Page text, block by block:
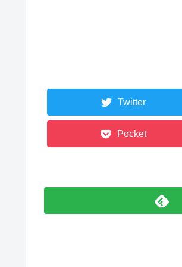
Twitter
Pocket